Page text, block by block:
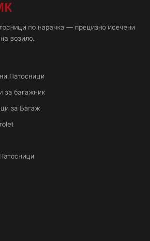
по нарачка — прецизно исечени
возило.
Патосници
за багажник
за Багаж